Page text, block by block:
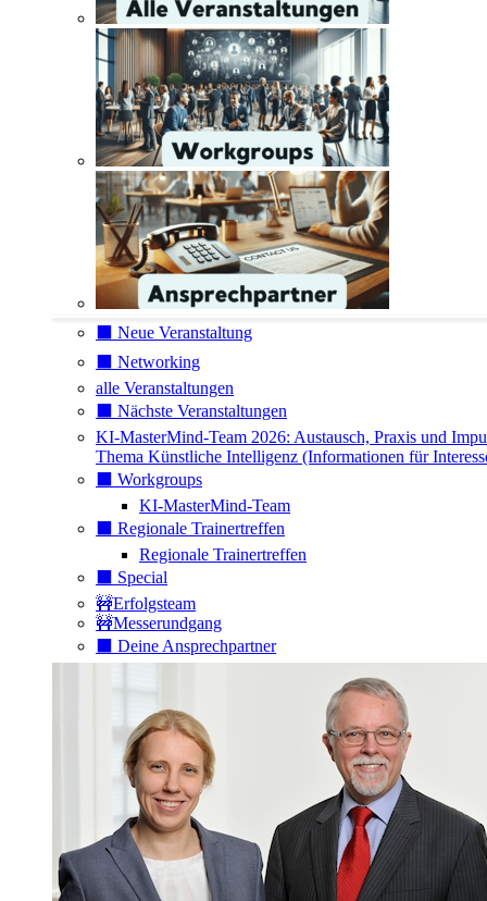
⬛️ Neue Veranstaltung
⬛️ Networking
alle Veranstaltungen
⬛️ Nächste Veranstaltungen
KI-MasterMind-Team 2026: Austausch, Praxis und
Thema Künstliche Intelligenz (Informationen für
⬛️ Workgroups
KI-MasterMind-Team
⬛️ Regionale Trainertreffen
Regionale Trainertreffen
⬛️ Special
🚧Erfolgsteam
🚧Messerundgang
⬛️ Deine Ansprechpartner